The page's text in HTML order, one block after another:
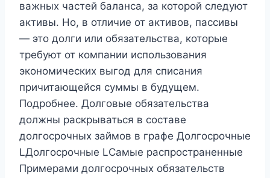
важных частей баланса, за которой следуют
активы. Но, в отличие от активов, пассивы
— это долги или обязательства, которые
требуют от компании использования
экономических выгод для списания
причитающейся суммы в будущем.
Подробнее. Долговые обязательства
должны раскрываться в составе
долгосрочных займов в графе Долгосрочные
LДолгосрочные LСамые распространенные
Примерами долгосрочных обязательств